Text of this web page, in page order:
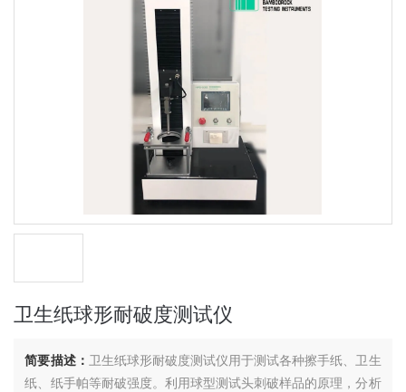
卫生纸球形耐破度测试仪
简要描述： 卫生纸球形耐破度测试仪用于测试各种擦手纸、卫生
纸、纸手帕等耐破强度。利用球型测试头刺破样品的原理，分析